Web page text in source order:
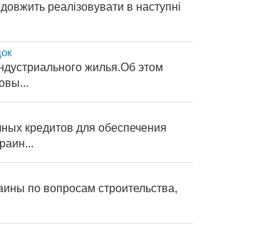
реалізовувати в наступні
жилья.Об этом
кредитов для обеспечения
по вопросам строительства,